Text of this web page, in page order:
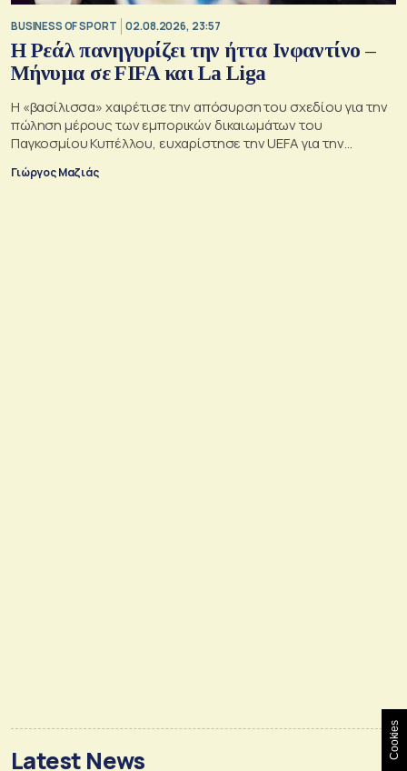
BUSINESS OF SPORT 02.08.2026, 23:57
Η Ρεάλ πανηγυρίζει την ήττα Ινφαντίνο –
Μήνυμα σε FIFA και La Liga
Η «βασίλισσα» χαιρέτισε την απόσυρση του σχεδίου για την
πώληση μέρους των εμπορικών δικαιωμάτων του
Παγκοσμίου Κυπέλλου, ευχαρίστησε την UEFA για την
πολυετή σύγκρουση για τη συμφωνία της La Liga με το
Γιώργος Μαζιάς
Latest News
Cookies